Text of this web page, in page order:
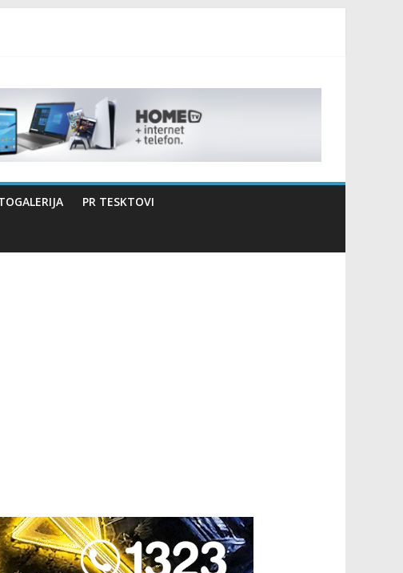
realizaciji sportsko edukativnog kampa “Izlazi vani”
PR TESKTOVI